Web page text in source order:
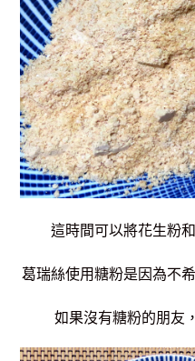
這時間可以將花生粉
葛瑞絲使用糖粉是因為不
如果沒有糖粉的朋友